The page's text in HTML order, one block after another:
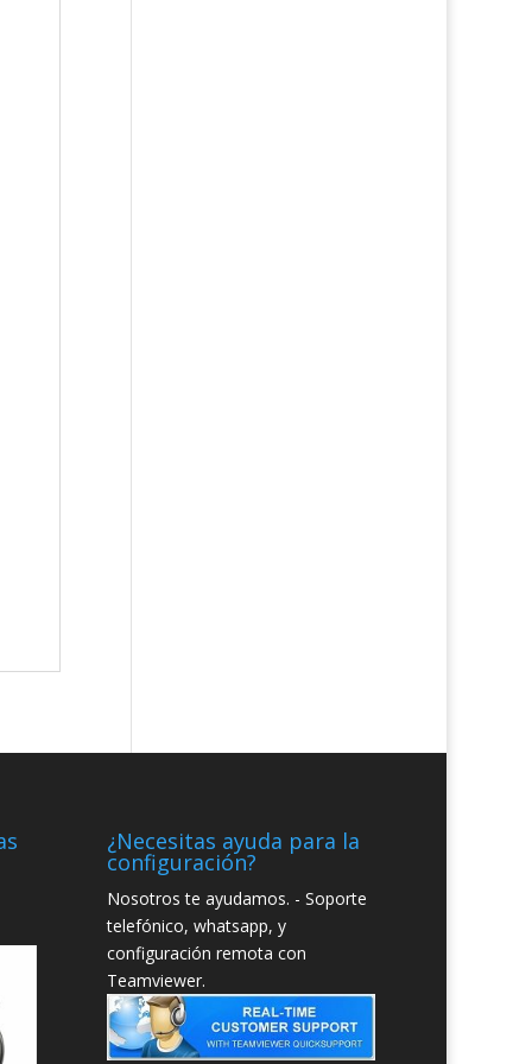
¿Necesitas ayuda para la
configuración?
Nosotros te ayudamos. - Soporte
telefónico, whatsapp, y
configuración remota con
Teamviewer.